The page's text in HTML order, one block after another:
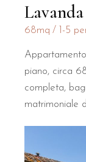
Lavanda
68mq 1-5
piano, circa
completa,
matrimoniale